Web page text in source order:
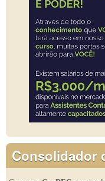
Consolidador